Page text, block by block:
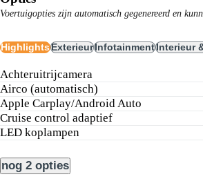
Voertuigopties zijn automatisch gegenereerd en
HighlightsExterieurInfotainmentInterieur
achteruitrijcamera
airco (automatisch)
Apple Carplay/Android Auto
cruise control adaptief
LED koplampen
nog 2 opties